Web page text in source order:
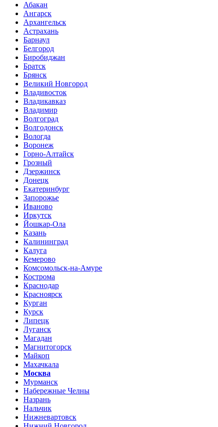
Абакан
Ангарск
Архангельск
Астрахань
Барнаул
Белгород
Биробиджан
Братск
Брянск
Великий Новгород
Владивосток
Владикавказ
Владимир
Волгоград
Волгодонск
Вологда
Воронеж
Горно-Алтайск
Грозный
Дзержинск
Донецк
Екатеринбург
Запорожье
Иваново
Иркутск
Йошкар-Ола
Казань
Калининград
Калуга
Кемерово
Комсомольск-на-Амуре
Кострома
Краснодар
Красноярск
Курган
Курск
Липецк
Луганск
Магадан
Магнитогорск
Майкоп
Махачкала
Москва
Мурманск
Набережные Челны
Назрань
Нальчик
Нижневартовск